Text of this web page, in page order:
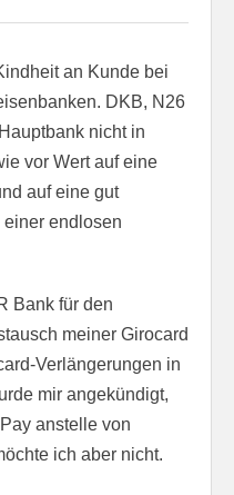
an Kunde bei
DKB, N26
nicht in
vor Wert auf eine
auf eine gut
endlosen
Bank für den
meiner Girocard
Verlängerungen in
mir angekündigt,
anstelle von
ich aber nicht.